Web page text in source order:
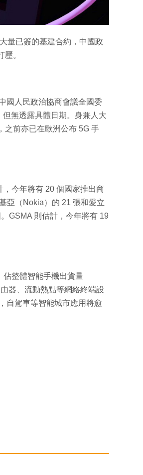
量已簽的基建合約，中國政
。
國人民政治協商會議全國委
無透露具體日期。身兼人大
之前亦已在歐洲公布 5G 手
今年將有 20 個國家推出商
亞（Nokia）的 21 張和愛立
GSMA 則估計，今年將有 19
佔整體智能手機出貨量
器、流動熱點等網絡終端設
自駕車等智能城市應用將愈